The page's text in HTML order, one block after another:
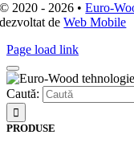
© 2020 - 2026 •Euro-
dezvoltat deWeb Mobile
Page load link
Caută:
PRODUSE